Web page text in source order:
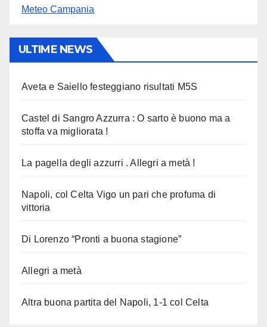
Meteo Campania
ULTIME NEWS
Aveta e Saiello festeggiano risultati M5S
Castel di Sangro Azzurra : O sarto è buono ma a
stoffa va migliorata !
La pagella degli azzurri . Allegri a metà !
Napoli, col Celta Vigo un pari che profuma di
vittoria
Di Lorenzo “Pronti a buona stagione”
Allegri a metà
Altra buona partita del Napoli, 1-1 col Celta